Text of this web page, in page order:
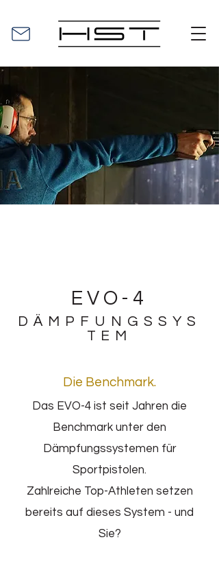
EVO-4
DÄMPFUNGSSYS
TEM
Die Benchmark.
Das EVO-4 ist seit Jahren die
Benchmark unter den
Dämpfungssystemen für
Sportpistolen.
Zahlreiche Top-Athleten setzen
bereits auf dieses System - und
Sie?